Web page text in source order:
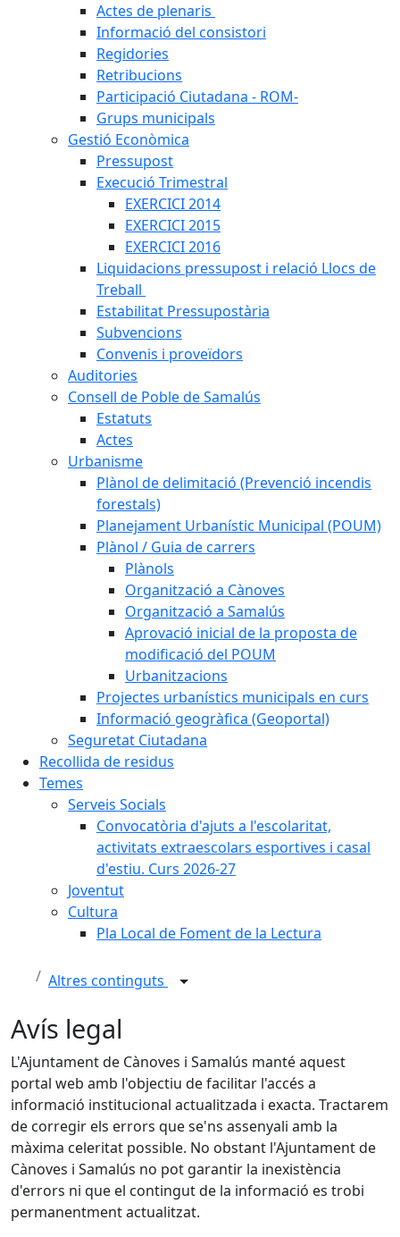
Actes de plenaris
Informació del consistori
Regidories
Retribucions
Participació Ciutadana - ROM-
Grups municipals
Gestió Econòmica
Pressupost
Execució Trimestral
EXERCICI 2014
EXERCICI 2015
EXERCICI 2016
Liquidacions pressupost i relació Llocs de
Treball
Estabilitat Pressupostària
Subvencions
Convenis i proveïdors
Auditories
Consell de Poble de Samalús
Estatuts
Actes
Urbanisme
Plànol de delimitació (Prevenció incendis
forestals)
Planejament Urbanístic Municipal (POUM)
Plànol / Guia de carrers
Plànols
Organització a Cànoves
Organització a Samalús
Aprovació inicial de la proposta de
modificació del POUM
Urbanitzacions
Projectes urbanístics municipals en curs
Informació geogràfica (Geoportal)
Seguretat Ciutadana
Recollida de residus
Temes
Serveis Socials
Convocatòria d'ajuts a l'escolaritat,
activitats extraescolars esportives i casal
d'estiu. Curs 2026-27
Joventut
Cultura
Pla Local de Foment de la Lectura
Altres continguts
Avís legal
L'Ajuntament de Cànoves i Samalús manté aquest
portal web amb l'objectiu de facilitar l'accés a
informació institucional actualitzada i exacta. Tractarem
de corregir els errors que se'ns assenyali amb la
màxima celeritat possible. No obstant l'Ajuntament de
Cànoves i Samalús no pot garantir la inexistència
d'errors ni que el contingut de la informació es trobi
permanentment actualitzat.